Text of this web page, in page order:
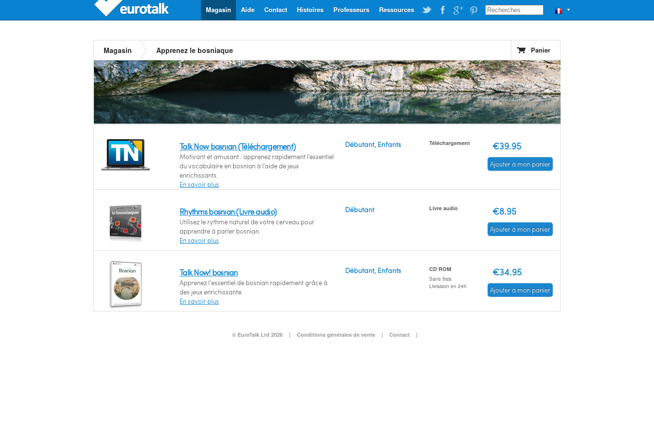
▼
Ressources
Professeurs
Histoires
Contact
Aide
Magasin
Magasin Apprenez le bosniaque Panier
Talk Now bosnian (Téléchargement)
Motivant et amusant : apprenez rapidement l’essentiel
du vocabulaire en bosnian à l’aide de jeux
enrichissants.
En savoir plus
Débutant, Enfants Téléchargement €39.95
Ajouter à mon panier
Rhythms bosnian (Livre audio)
Utilisez le rythme naturel de votre cerveau pour
apprendre à parler bosnian.
En savoir plus
Débutant Livre audio €8.95
Ajouter à mon panier
Talk Now! bosnian
Apprenez l'essentiel de bosnian rapidement grâce à
des jeux enrichissante.
En savoir plus
Débutant, Enfants CD ROM
Sans frais
Livraison en 24h
€34.95
Ajouter à mon panier
© EuroTalk Ltd 2026 | Conditions générales de vente | Contact |